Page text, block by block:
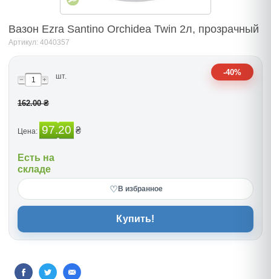
Вазон Ezra Santino Orchidea Twin 2л, прозрачный
Артикул: 4040357
-40%
шт.
162.00 ₴
Цена: 97.20 ₴
Есть на
складе
♡ В избранное
Купить!